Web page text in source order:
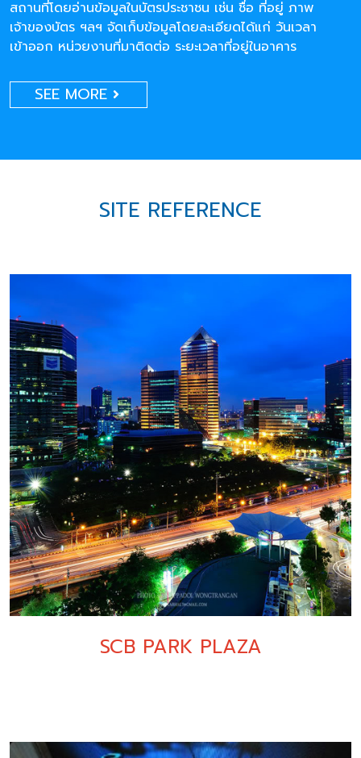
สถานที่โดยอ่านข้อมูลในบัตรประชาชน เช่น ชื่อ ที่อยู่ ภาพ
เจ้าของบัตร ฯลฯ จัดเก็บข้อมูลโดยละเอียดได้แก่ วันเวลา
เข้าออก หน่วยงานที่มาติดต่อ ระยะเวลาที่อยู่ในอาคาร
SEE MORE
SITE REFERENCE
SCB PARK PLAZA